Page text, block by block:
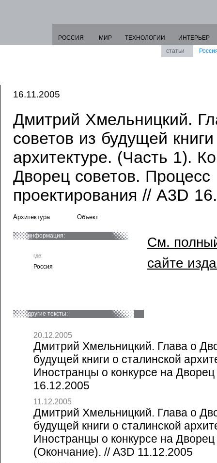
РОССИЯ МИР ТЕХНОЛОГИИ
ИНТЕРЬЕР
статьи
16.11.2005
Дмитрий Хмельницкий.
советов из будущей
архитектуре. (Часть 1).
Дворец советов. Процесс
проектирования // A3D
Архитектура Объект
информация:
где:
Россия
См.
сайте
другие тексты:
20.12.2005
Дмитрий Хмельницкий. Глава о
будущей книги о сталинской
Иностранцы о конкурсе на Дворец
16.12.2005
11.12.2005
Дмитрий Хмельницкий. Глава о
будущей книги о сталинской
Иностранцы о конкурсе на Дворец
(Окончание). // A3D 11.12.2005